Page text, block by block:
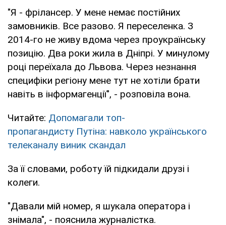
"Я - фрілансер. У мене немає постійних
замовників. Все разово. Я переселенка. З
2014-го не живу вдома через проукраїнську
позицію. Два роки жила в Дніпрі. У минулому
році переїхала до Львова. Через незнання
специфіки регіону мене тут не хотіли брати
навіть в інформагенції", - розповіла вона.
Читайте: Допомагали топ-
пропагандисту Путіна: навколо українського
телеканалу виник скандал
За її словами, роботу їй підкидали друзі і
колеги.
"Давали мій номер, я шукала оператора і
знімала", - пояснила журналістка.